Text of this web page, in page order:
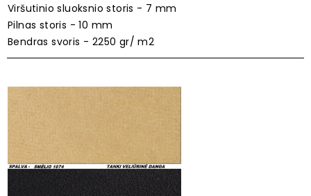
Viršutinio sluoksnio storis - 7 mm
Pilnas storis - 10 mm
Bendras svoris - 2250 gr/ m2